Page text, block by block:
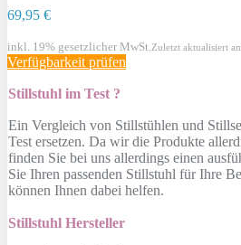
69,95 €
inkl. 19% gesetzlicher MwSt. Zuletzt aktualisiert
Verfügbarkeit prüfen
Stillstuhl im Test ?
Ein Vergleich von Stillstühlen und
Test ersetzen. Da wir die Produkte
finden Sie bei uns allerdings einen
Sie Ihren passenden Stillstuhl für Ihre
können Ihnen dabei helfen.
Stillstuhl Hersteller